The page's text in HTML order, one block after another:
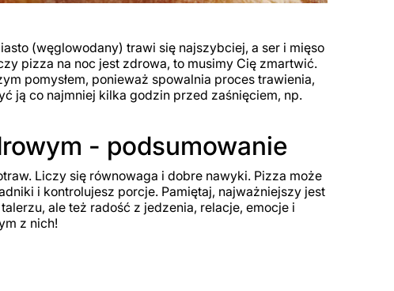
(węglowodany) trawi się najszybciej, a ser i mięso
pizza na noc jest zdrowa, to musimy Cię zmartwić.
pomysłem, ponieważ spowalnia proces trawienia,
ją co najmniej kilka godzin przed zaśnięciem, np.
- podsumowanie
Liczy się równowaga i dobre nawyki. Pizza może
i kontrolujesz porcje. Pamiętaj, najważniejszy jest
ale też radość z jedzenia, relacje, emocje i
z nich!